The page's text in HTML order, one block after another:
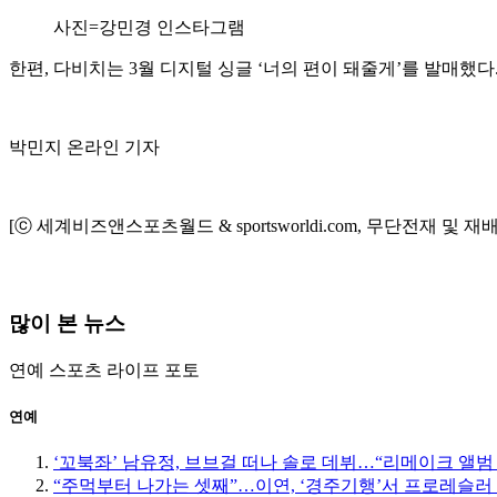
사진=강민경 인스타그램
한편, 다비치는 3월 디지털 싱글 ‘너의 편이 돼줄게’를 발매했다.
박민지 온라인 기자
[ⓒ 세계비즈앤스포츠월드 & sportsworldi.com, 무단전재 및 재
많이 본 뉴스
연예 스포츠 라이프 포토
연예
‘꼬북좌’ 남유정, 브브걸 떠나 솔로 데뷔…“리메이크 앨범
“주먹부터 나가는 셋째”…이연, ‘경주기행’서 프로레슬